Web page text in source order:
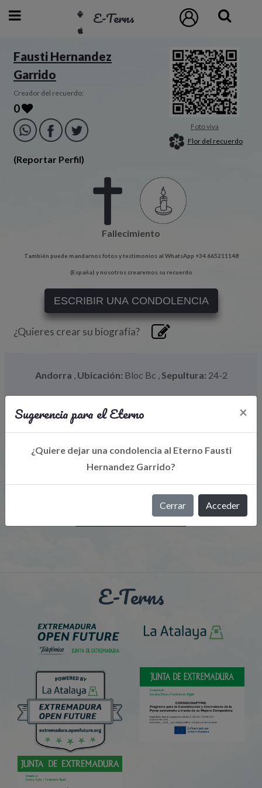
E-Terns
ESP
ENG
POR
Inicio
Fausti Hernandez
Garrido
Creador del recuerdo:
0
(Reportar Perfil)
Foto viva
Flor del recuerdo
Fallecimiento
También puede mandarnos fotos y testimonios al WhatsApp +34 665211148
(España) y nosotros crearemos su recuerdo
ESCRIBIR UNA CONDOLENCIA
¿Quieres crear su biografía?
Andorra , Ubicación: Bloc Bc , Sepultura: 24-2
Libro de Eterno
Sugerencia para el Eterno ×
¿Quiere dejar una condolencia al Eterno Fausti
Hernandez Garrido?
Cerrar Acceder
E-Terns